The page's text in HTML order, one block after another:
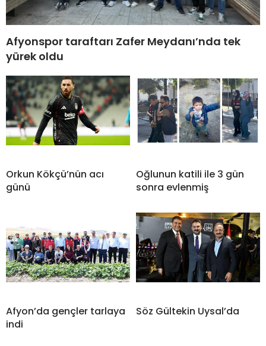
Afyonspor taraftarı Zafer Meydanı’nda tek
yürek oldu
Orkun Kökçü’nün acı
günü
Oğlunun katili ile 3 gün
sonra evlenmiş
Afyon’da gençler tarlaya
indi
Söz Gültekin Uysal’da